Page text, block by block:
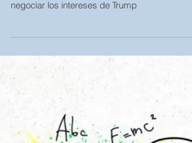
El acero como moneda de
cambio para negociar los
intereses de Trump
El acero como moneda de cambio para
negociar los intereses de Trump